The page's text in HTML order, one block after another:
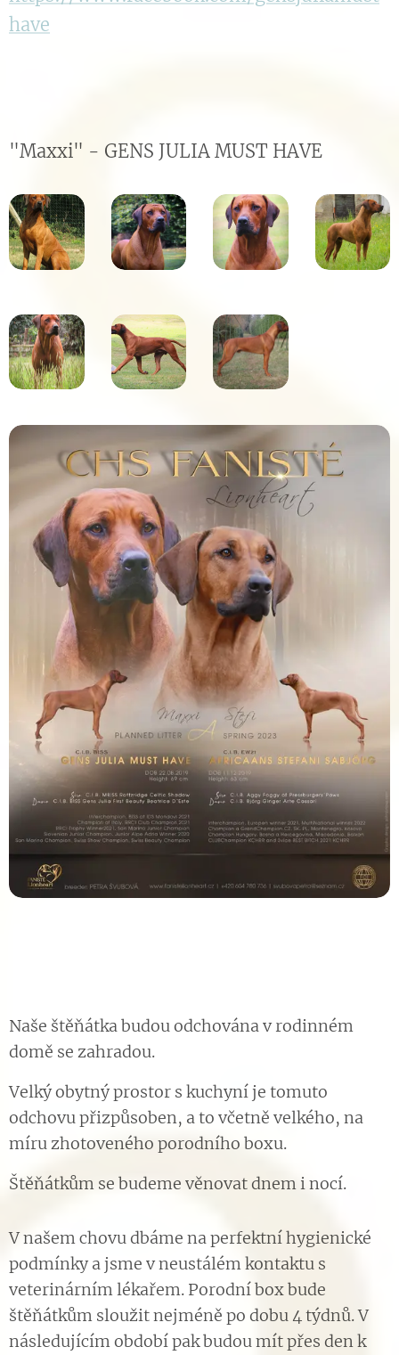
have
"Maxxi" - GENS JULIA MUST HAVE
Naše štěňátka budou odchována v rodinném
domě se zahradou.
Velký obytný prostor s kuchyní je tomuto
odchovu přizpůsoben, a to včetně velkého, na
míru zhotoveného porodního boxu.
Štěňátkům se budeme věnovat dnem i nocí.
V našem chovu dbáme na perfektní hygienické
podmínky a jsme v neustálém kontaktu s
veterinárním lékařem. Porodní box bude
štěňátkům sloužit nejméně po dobu 4 týdnů. V
následujícím období pak budou mít přes den k